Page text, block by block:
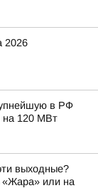
2026
в РФ
на 120 МВт
выходные?
«Жара» или на